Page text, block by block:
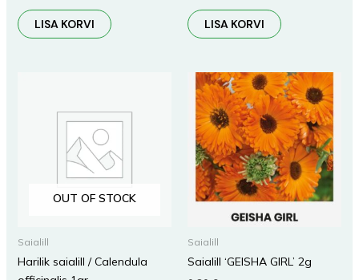
LISA KORVI LISA KORVI
OUT OF STOCK
Saialill
Harilik saialill / Calendula
Saialill
Saialill ‘GEISHA GIRL’ 2g